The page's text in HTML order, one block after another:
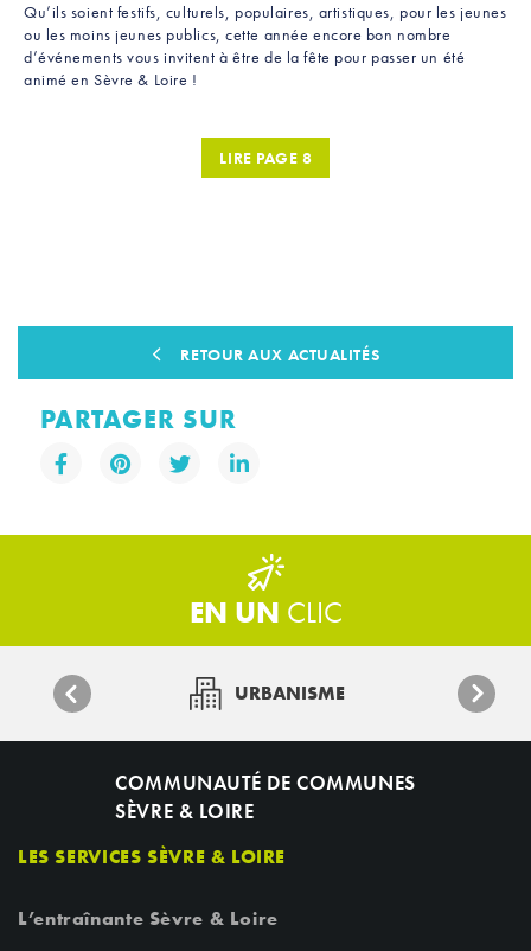
Qu’ils soient festifs, culturels, populaires, artistiques, pour les jeunes
ou les moins jeunes publics, cette année encore bon nombre
d’événements vous invitent à être de la fête pour passer un été
animé en Sèvre & Loire !
LIRE PAGE 8
RETOUR AUX ACTUALITÉS
PARTAGER SUR
EN UN CLIC
URBANISME
COMMUNAUTÉ DE COMMUNES
SÈVRE & LOIRE
LES SERVICES SÈVRE & LOIRE
L’entraînante Sèvre & Loire